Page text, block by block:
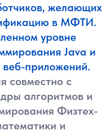
желающих
в МФТИ.
уровне
Java и
веб-приложений.
совместно с
алгоритмов и
Физтех-
и